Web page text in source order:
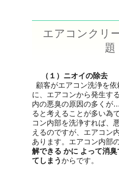
エアコンクリ
題
（１）ニオイの除去
顧客がエアコン洗浄を
に、エアコンから発生す
内の悪臭の原因の多くが
ると考えることが多い為
コン内部を洗浄すれば、
えるのですが、エアコン
あります。エアコン内部
解できる かに よって消
てしまうからです。